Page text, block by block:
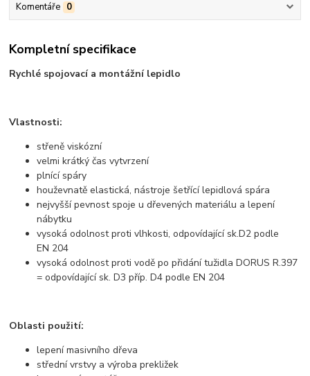
Komentáře 0
Kompletní specifikace
Rychlé spojovací a montážní lepidlo
Vlastnosti:
střeně viskózní
velmi krátký čas vytvrzení
plnící spáry
houževnatě elastická, nástroje šetřící lepidlová spára
nejvyšší pevnost spoje u dřevených materiálu a lepení
nábytku
vysoká odolnost proti vlhkosti, odpovídající sk.D2 podle
EN 204
vysoká odolnost proti vodě po přidání tužidla DORUS R.397
= odpovídající sk. D3 příp. D4 podle EN 204
Oblasti použití:
lepení masivního dřeva
střední vrstvy a výroba prekližek